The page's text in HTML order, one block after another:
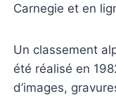
Carnegie et en
Un classement
été réalisé en
d’images,